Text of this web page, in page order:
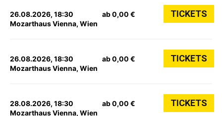
26.08.2026, 18:30
Mozarthaus Vienna, Wien
ab 0,00 € TICKETS
26.08.2026, 18:30
Mozarthaus Vienna, Wien
ab 0,00 € TICKETS
28.08.2026, 18:30
Mozarthaus Vienna, Wien
ab 0,00 € TICKETS